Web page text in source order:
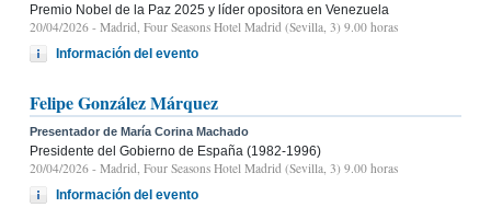
Premio Nobel de la Paz 2025 y líder opositora en Venezuela
20/04/2026 - Madrid, Four Seasons Hotel Madrid (Sevilla, 3) 9.00 horas
Información del evento
Felipe González Márquez
Presentador de María Corina Machado
Presidente del Gobierno de España (1982-1996)
20/04/2026 - Madrid, Four Seasons Hotel Madrid (Sevilla, 3) 9.00 horas
Información del evento